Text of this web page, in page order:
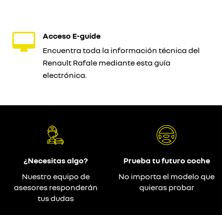
Acceso E-guide
Encuentra toda la información técnica del
Renault Rafale mediante esta guía
electrónica.
¿Necesitas algo?
Nuestro equipo de
asesores responderán
tus dudas
Prueba tu futuro coche
No importa el modelo que
quieras probar